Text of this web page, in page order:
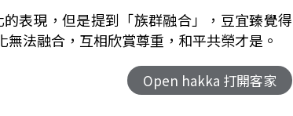
表現，但是提到「族群融合」，豆宜臻覺得
法融合，互相欣賞尊重，和平共榮才是。
Open hakka 打開客家